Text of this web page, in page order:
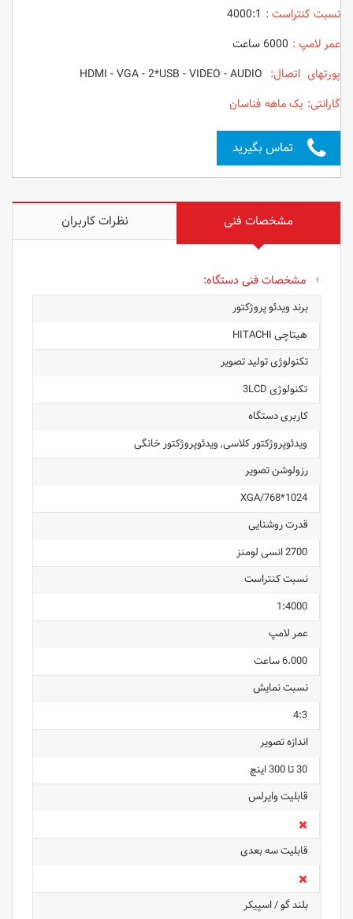
نسبت کنتراست :
عمر لامپ :
پورتهای اتصال:
گارانتی: یک ماهه فناسان
تماس بگیرید
مشخصات فنی نظرات کاربران
مشخصات فنی دستگاه:
برند ویدئو پروژکتور
هیتاچی HITACHI
تکنولوژی تولید تصویر
تکنولوژی 3LCD
کاربری دستگاه
ویدئوپروژکتور کلاسی, ویدئوپروژکتور خانگی
رزولوشن تصویر
1024*768/XGA
قدرت روشنایی
2700 انسی لومنز
نسبت کنتراست
1:4000
عمر لامپ
6.000 ساعت
نسبت نمایش
4:3
اندازه تصویر
30 تا 300 اینچ
قابلیت وایرلس
قابلیت سه بعدی
بلند گو / اسپیکر